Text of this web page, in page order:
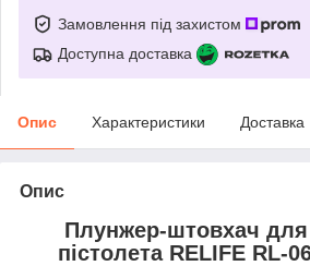
Замовлення під захистом
Доступна доставка
Опис Характеристики Доставка
Опис
Плунжер-штовхач для
пістолета RELIFE RL-